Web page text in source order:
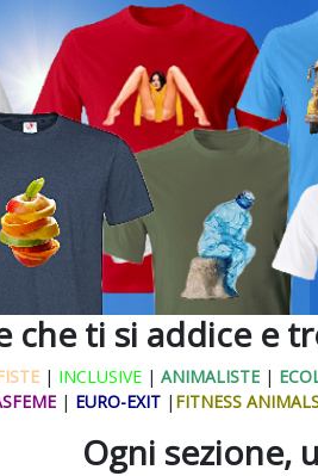
che ti si addice e
| INCLUSIVE | ANIMALISTE |
| EURO-EXIT | FITNESS
Ogni sezione,